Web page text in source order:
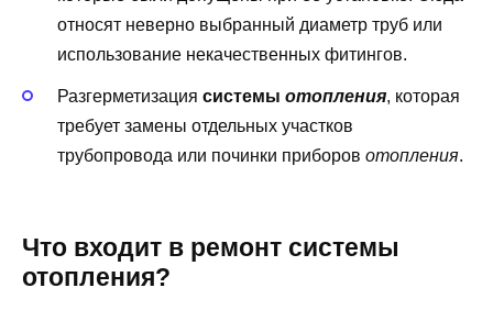
относят неверно выбранный диаметр труб или
использование некачественных фитингов.
Разгерметизация системы отопления, которая
требует замены отдельных участков
трубопровода или починки приборов отопления.
Что входит в ремонт системы
отопления?